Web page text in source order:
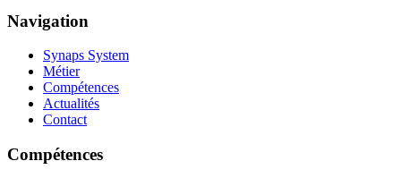
Navigation
Synaps System
Métier
Compétences
Actualités
Contact
Compétences